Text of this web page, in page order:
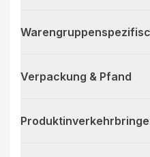
Verpackung & Pfand